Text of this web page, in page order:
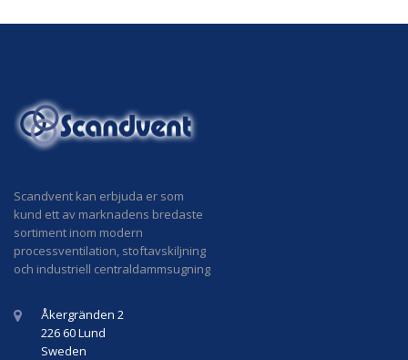
Scandvent kan erbjuda er som
kund ett av marknadens bredaste
sortiment inom modern
processventilation, stoftavskiljning
och industriell centraldammsugning
Åkergränden 2
226 60 Lund
Sweden